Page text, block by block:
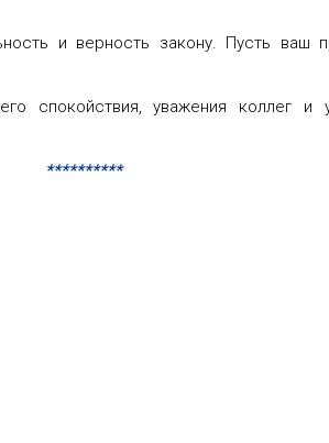
и верность закону. Пусть
спокойствия, уважения коллег
**********